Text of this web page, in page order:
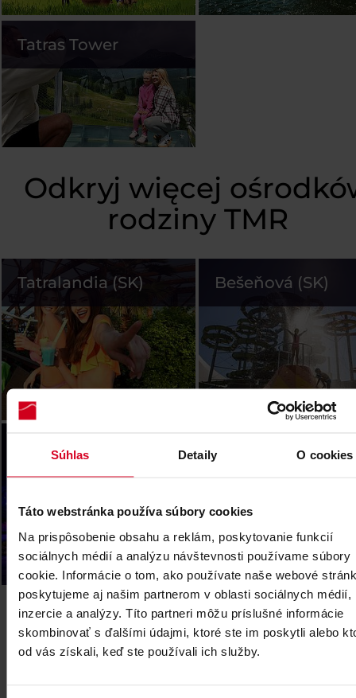
Súhlas Detaily O cookies
Táto webstránka používa súbory cookies
Na prispôsobenie obsahu a reklám, poskytovanie funkcií
sociálnych médií a analýzu návštevnosti používame súbory
cookie. Informácie o tom, ako používate naše webové
poskytujeme aj našim partnerom v oblasti sociálnych médií,
inzercie a analýzy. Títo partneri môžu príslušné informácie
skombinovať s ďalšími údajmi, ktoré ste im poskytli alebo
od vás získali, keď ste používali ich služby.
Tatras Tower
Odkryj więcej
rodziny TMR
Tatralandia (SK) Bešeňová (SK)
Legendia (PL)